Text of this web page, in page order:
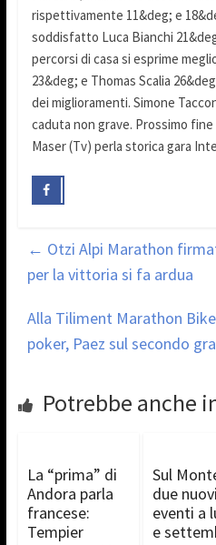
rispettivamente 11&deg; e
soddisfatto Luca Bianchi
percorsi di casa si esprime
23&deg; e Thomas Scalia
dei miglioramenti. Simone
caduta non grave. Prossimo
Maser (Tv) perla storica gara
← Otzi Alpi Marathon
per la vittoria si fa ardua
Alla Tiliment Marathon
poker, Paez sul secondo
Potrebbe anche
La “prima” di
Andora parla
francese:
Tempier
Sul
due nuovi
eventi a
e